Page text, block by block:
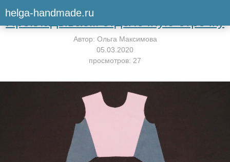
helga-handmade.ruВернуться к мастер-классу
Прокладываем отделочную строчку
Автор: Ольга Максимова
05.03.2020
просмотров: 27